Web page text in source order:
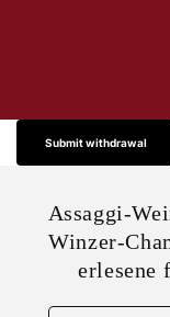
Submit withdrawal
Assaggi-
Winzer-
erlesene